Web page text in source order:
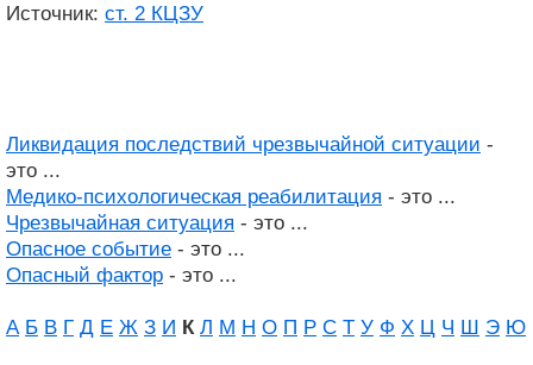
Источник: ст. 2 КЦЗУ
Ликвидация последствий чрезвычайной ситуации -
это ...
Медико-психологическая реабилитация - это ...
Чрезвычайная ситуация - это ...
Опасное событие - это ...
Опасный фактор - это ...
А Б В Г Д Е Ж З И К Л М Н О П Р С Т У Ф Х Ц Ч Ш Э Ю